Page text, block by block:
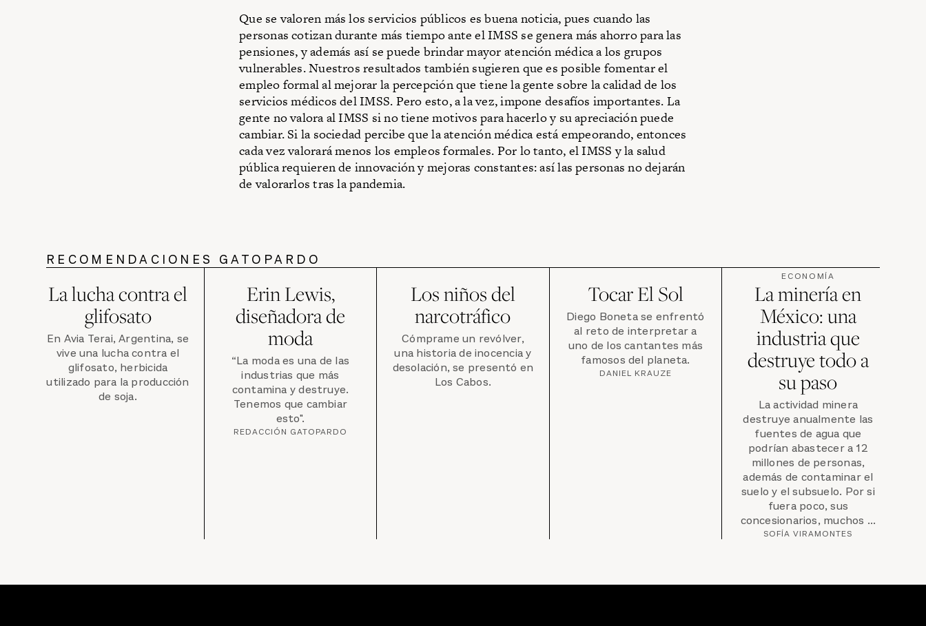
Que se valoren más los servicios públicos es buena noticia, pues cuando las
personas cotizan durante más tiempo ante el IMSS se genera más ahorro para las
pensiones, y además así se puede brindar mayor atención médica a los grupos
vulnerables. Nuestros resultados también sugieren que es posible fomentar el
empleo formal al mejorar la percepción que tiene la gente sobre la calidad de los
servicios médicos del IMSS. Pero esto, a la vez, impone desafíos importantes. La
gente no valora al IMSS si no tiene motivos para hacerlo y su apreciación puede
cambiar. Si la sociedad percibe que la atención médica está empeorando, entonces
cada vez valorará menos los empleos formales. Por lo tanto, el IMSS y la salud
pública requieren de innovación y mejoras constantes: así las personas no dejarán
de valorarlos tras la pandemia.
RECOMENDACIONES GATOPARDO
La lucha contra el
glifosato
En Avia Terai, Argentina, se
vive una lucha contra el
glifosato, herbicida
utilizado para la producción
de soja.
Erin Lewis,
diseñadora de
moda
“La moda es una de las
industrias que más
contamina y destruye.
Tenemos que cambiar
esto".
REDACCIÓN GATOPARDO
Los niños del
narcotráfico
Cómprame un revólver,
una historia de inocencia y
desolación, se presentó en
Los Cabos.
Tocar El Sol
Diego Boneta se enfrentó
al reto de interpretar a
uno de los cantantes más
famosos del planeta.
DANIEL KRAUZE
ECONOMÍA
La minería en
México: una
industria que
destruye todo a
su paso
La actividad minera
destruye anualmente las
fuentes de agua que
podrían abastecer a 12
millones de personas,
además de contaminar el
suelo y el subsuelo. Por si
fuera poco, sus
concesionarios, muchos ...
SOFÍA VIRAMONTES